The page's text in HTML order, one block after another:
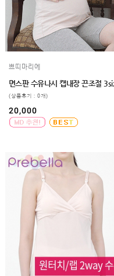
쁘띠마리에
(상품후기 : 0개)
20,000
란쥬
세트상품
임산부용품
보호대
임부복
하의/
스타킹
클리어런스
&B급
(클리어런스)
B급상품
HIT
SALE
MYPAGE